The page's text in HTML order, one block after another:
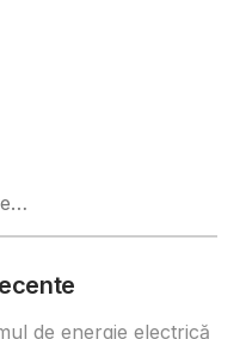
de energie electrică